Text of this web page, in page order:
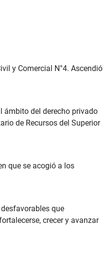
y Comercial N°4. Ascendió
ámbito del derecho privado
de Recursos del Superior
que se acogió a los
que
crecer y avanzar